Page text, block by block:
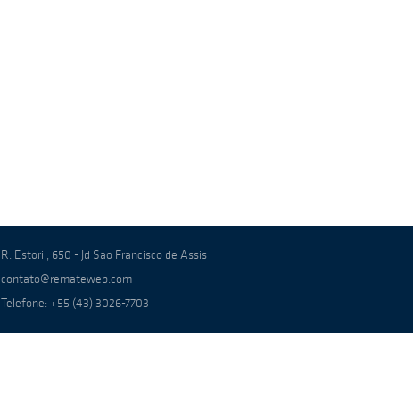
R. Estoril, 650 - Jd Sao Francisco de Assis
contato@remateweb.com
Telefone: +55 (43) 3026-7703